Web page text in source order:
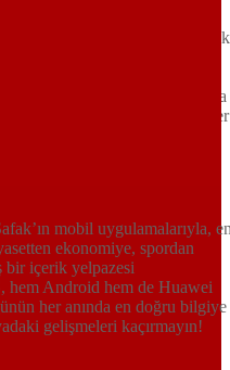
habercilik anlayışıyla Yeni
Türkiye’de hem de dünyada
Dijital platformlarıyla her an, her
mobil uygulamalarıyla,
ekonomiye, spordan
bir içerik yelpazesi
hem Android hem de Huawei
her anında en doğru bilgiye
gelişmeleri kaçırmayın!